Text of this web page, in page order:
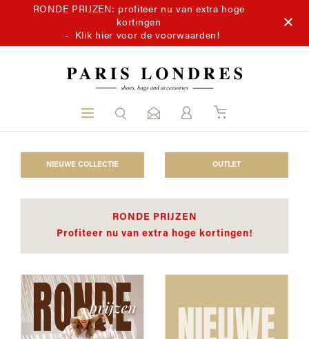
RONDE PRIJZEN: profiteer nu van extra hoge
kortingen
- Klik hier voor de voorwaarden!
NIEUWE COLLECTIE OUTLET
RONDE PRIJZEN
Profiteer nu van extra hoge kortingen!